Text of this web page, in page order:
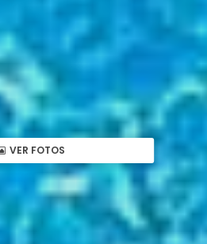
VER FOTOS